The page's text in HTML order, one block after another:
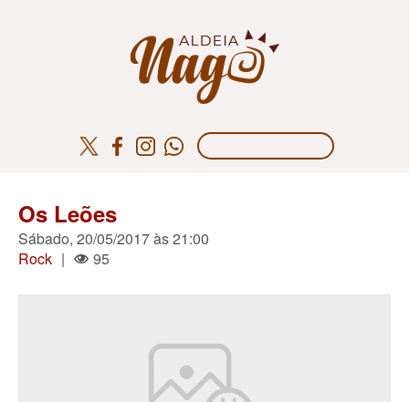
Os Leões
Sábado, 20/05/2017 às 21:00
Rock | 95